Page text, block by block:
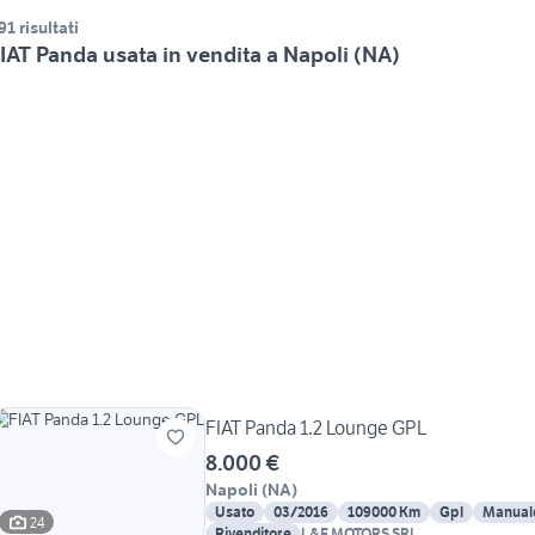
risultati
Panda usata in vendita a Napoli (NA)
24
FIAT Panda 1.2 Lounge GPL
8.000 €
Napoli (NA)
Usato 03/2016 109000 Km Gpl